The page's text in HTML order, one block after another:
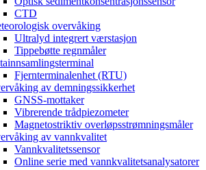
CTD
overvåking
Ultralyd integrert værstasjon
Tippebøtte regnmåler
Fjernterminalenhet (RTU)
av demningssikkerhet
GNSS-mottaker
Vibrerende trådpiezometer
Magnetostriktiv overløpsstrømningsmåler
av vannkvalitet
Vannkvalitetssensor
Online serie med vannkvalitetsanalysatorer